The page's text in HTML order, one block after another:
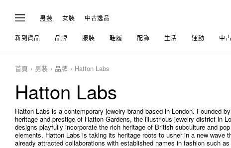
男裝 女裝 中古逸品
新到貨品 品牌 服裝 鞋履 配飾 生活 運動 中
首頁 男裝 品牌 Hatton Labs
Hatton Labs
Hatton Labs is a contemporary jewelry brand based in London. Founded
heritage and prestige of Hatton Gardens, the illustrious jewelry district in
designs playfully incorporate the rich heritage of British subculture and
elements, Hatton Labs is taking its heritage roots to usher in a new wave
already attracted collaborations with established names in fashion such as